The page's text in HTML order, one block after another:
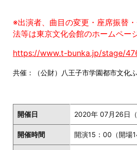
※出演者、曲目の変更・座席振替
法等は東京文化会館のホームペー
https://www.t-bunka.jp/stage/
共催：（公財）八王子市学園都市文化
開催日 2020年 07月26日（
開催時間 開演15：00（開場